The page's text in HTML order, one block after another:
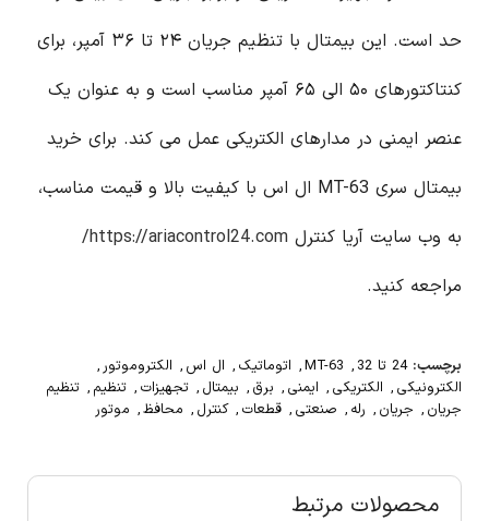
حد است. این بیمتال با تنظیم جریان ۲۴ تا ۳۶ آمپر، برای
کنتاکتورهای ۵۰ الی ۶۵ آمپر مناسب است و به عنوان یک
عنصر ایمنی در مدارهای الکتریکی عمل می کند. برای خرید
بیمتال سری MT-63 ال اس با کیفیت بالا و قیمت مناسب،
به وب سایت آریا کنترل https://ariacontrol24.com/
مراجعه کنید.
برچسب: 24 تا 32 ,
MT-63
, اتوماتیک , ال اس , الکتروموتور,
الکترونیکی , الکتریکی , ایمنی , برق , بیمتال , تجهیزات , تنظیم , تنظیم
جریان , جریان , رله , صنعتی , قطعات , کنترل , محافظ, موتور
محصولات مرتبط